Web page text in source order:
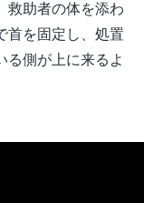
救助者の体を添わ
首を固定し、処置
る側が上に来るよ